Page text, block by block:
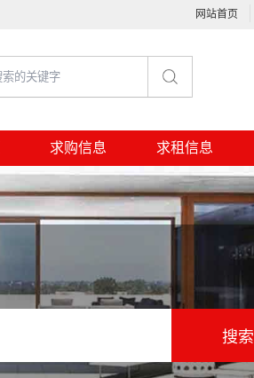
网站首页
求购信息 求租信息
搜索